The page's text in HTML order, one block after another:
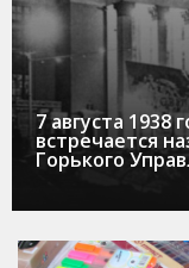
7 августа 1938
встречается
Горького